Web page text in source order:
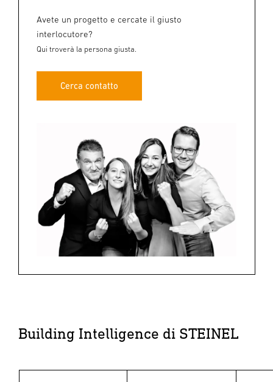
Avete un progetto e cercate il giusto
interlocutore?
Qui troverà la persona giusta.
Cerca contatto
Building Intelligence di STEINEL